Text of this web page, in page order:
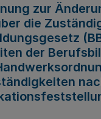
zur
die
der